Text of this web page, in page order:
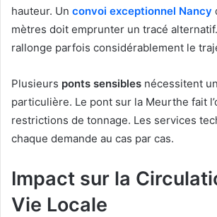
hauteur. Un convoi exceptionnel Nancy
mètres doit emprunter un tracé
rallonge parfois considérablement le
Plusieurs ponts sensibles nécessitent
particulière. Le pont sur la Meurthe fait
restrictions de tonnage. Les services
chaque demande au cas par cas.
Impact sur la
Vie Locale